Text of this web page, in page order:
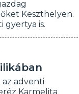
Keszthelyen.
gyertya is.
adventi
Karmelita